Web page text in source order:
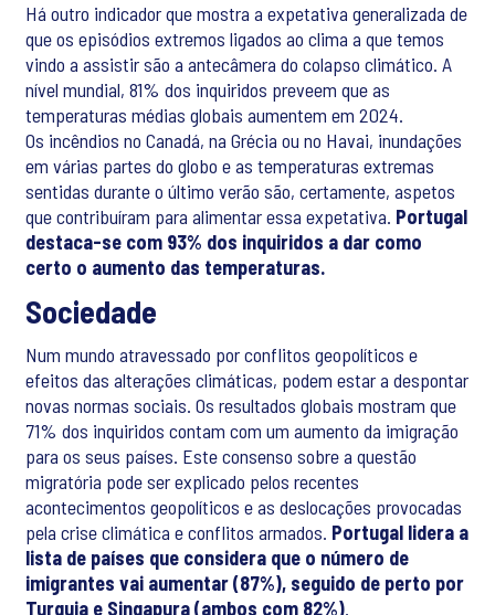
Há outro indicador que mostra a expetativa generalizada de
que os episódios extremos ligados ao clima a que temos
vindo a assistir são a antecâmera do colapso climático. A
nível mundial, 81% dos inquiridos preveem que as
temperaturas médias globais aumentem em 2024.
Os incêndios no Canadá, na Grécia ou no Havai, inundações
em várias partes do globo e as temperaturas extremas
sentidas durante o último verão são, certamente, aspetos
que contribuíram para alimentar essa expetativa. Portugal
destaca-se com 93% dos inquiridos a dar como
certo o aumento das temperaturas.
Sociedade
Num mundo atravessado por conflitos geopolíticos e
efeitos das alterações climáticas, podem estar a despontar
novas normas sociais. Os resultados globais mostram que
71% dos inquiridos contam com um aumento da imigração
para os seus países. Este consenso sobre a questão
migratória pode ser explicado pelos recentes
acontecimentos geopolíticos e as deslocações provocadas
pela crise climática e conflitos armados. Portugal lidera a
lista de países que considera que o número de
imigrantes vai aumentar (87%), seguido de perto por
Turquia e Singapura (ambos com 82%).